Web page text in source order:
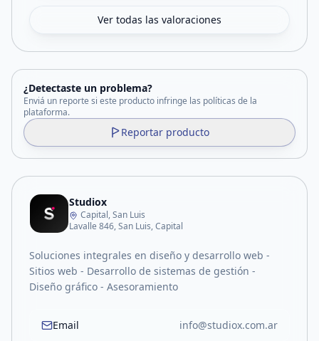
Ver todas las valoraciones
¿Detectaste un problema?
Enviá un reporte si este producto infringe las políticas de la
plataforma.
Reportar producto
Studiox
Capital, San Luis
Lavalle 846, San Luis, Capital
Soluciones integrales en diseño y desarrollo web -
Sitios web - Desarrollo de sistemas de gestión -
Diseño gráfico - Asesoramiento
Email info@studiox.com.ar